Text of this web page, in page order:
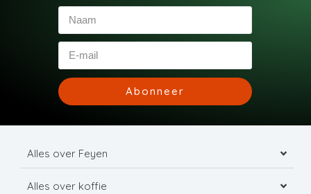
Abonneer
Alles over Feyen
Alles over koffie